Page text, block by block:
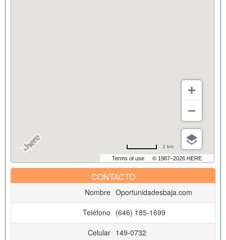
Terms of use © 1987–2026 HERE
2 km
CONTACTO
Nombre Oportunidadesbaja.com
Teléfono (646) 185-1699
Celular 149-0732